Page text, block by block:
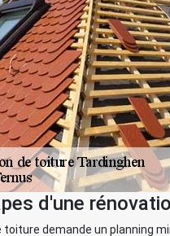
d'une
toiture demande un planning